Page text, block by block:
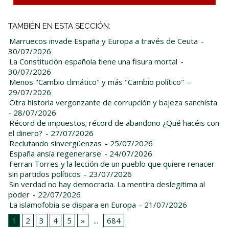
TAMBIÉN EN ESTA SECCIÓN:
Marruecos invade España y Europa a través de Ceuta -
30/07/2026
La Constitución española tiene una fisura mortal -
30/07/2026
Menos "Cambio climático" y más "Cambio político" -
29/07/2026
Otra historia vergonzante de corrupción y bajeza sanchista
- 28/07/2026
Récord de impuestos; récord de abandono ¿Qué hacéis con
el dinero? - 27/07/2026
Reclutando sinvergüenzas - 25/07/2026
España ansía regenerarse - 24/07/2026
Ferran Torres y la lección de un pueblo que quiere renacer
sin partidos políticos - 23/07/2026
Sin verdad no hay democracia. La mentira deslegitima al
poder - 22/07/2026
La islamofobia se dispara en Europa - 21/07/2026
1
2 3 4 5 » ... 684